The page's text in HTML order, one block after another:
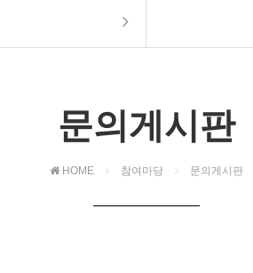
문의게시판
HOME 참여마당 문의게시판